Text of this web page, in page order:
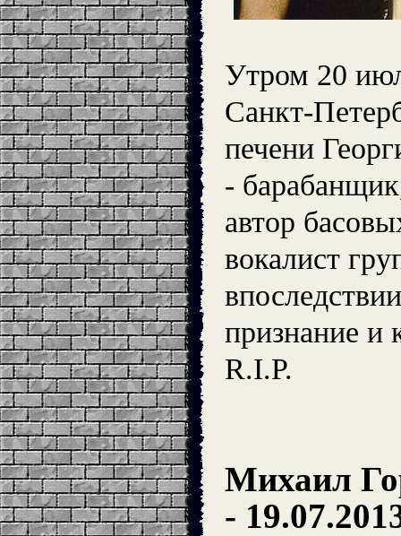
Утром 20
Санкт-
печени
-
автор
вокалист
признание и
R.I.P.
Михаил
-